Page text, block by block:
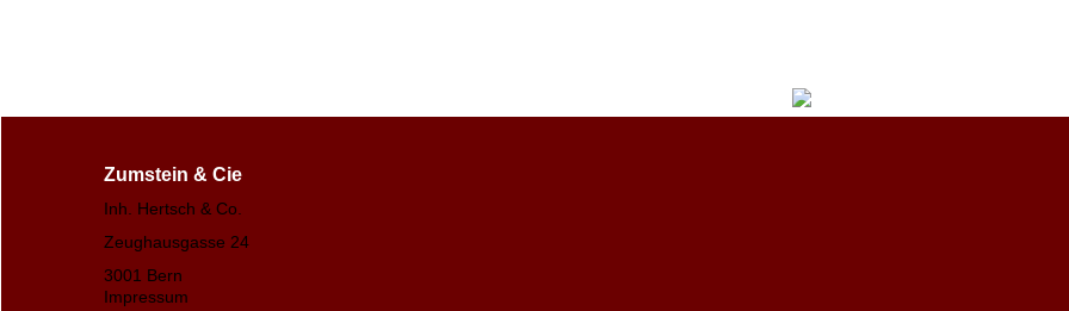
Zumstein & Cie
Inh. Hertsch & Co.
Zeughausgasse 24
3001 Bern
Impressum